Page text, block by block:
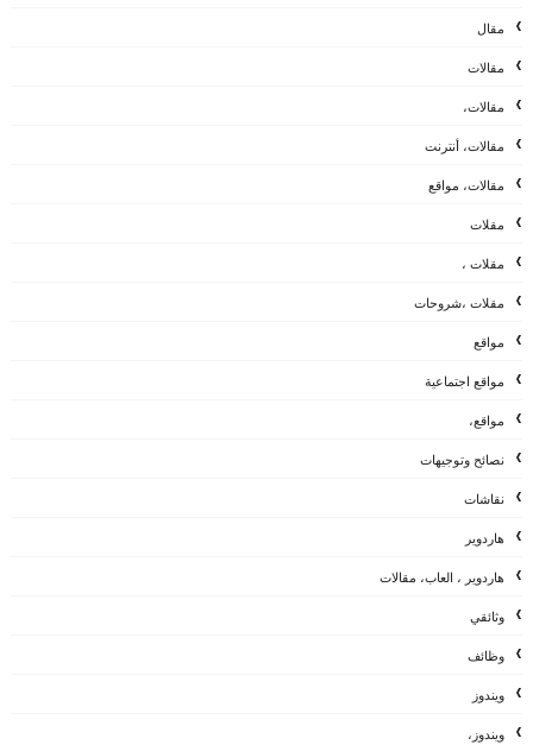
مقال
مقالات
مقالات،
مقالات، أنترنت
مقالات، مواقع
مقلات
مقلات ،
مقلات ،شروحات
مواقع
مواقع اجتماعية
مواقع،
نصائح وتوجيهات
نقاشات
هاردوير
هاردوير ، العاب، مقالات
وثائقي
وظائف
ويندوز
ويندوز،